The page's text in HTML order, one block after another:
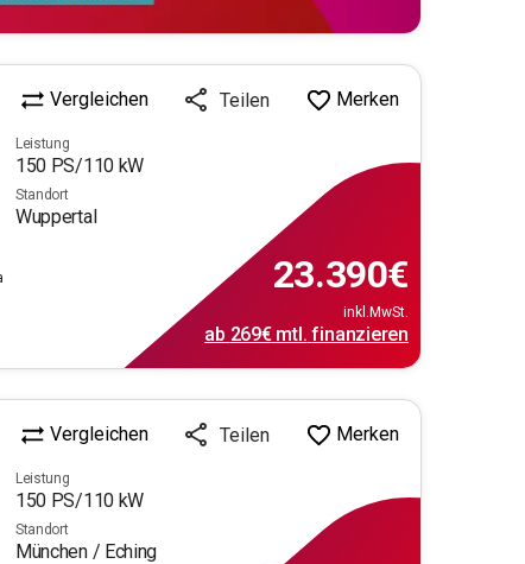
Vergleichen Teilen Merken
Leistung
150 PS/110 kW
Standort
Wuppertal
23.390€
inkl.MwSt.
ab 269€mtl. finanzieren
Vergleichen Teilen Merken
Leistung
150 PS/110 kW
Standort
München / Eching